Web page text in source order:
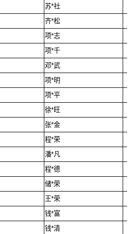
苏*社
齐*松
项*志
项*千
邓*武
项*明
项*平
徐*旺
张*金
程*荣
潘*凡
程*德
储*荣
王*荣
钱*富
钱*清